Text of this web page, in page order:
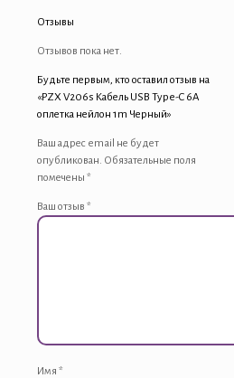
Отзывы
Отзывов пока нет.
Будьте первым, кто оставил отзыв на
«PZX V206s Кабель USB Type-C 6A
оплетка нейлон 1m Черный»
Ваш адрес email не будет
опубликован. Обязательные поля
помечены *
Ваш отзыв *
Имя *